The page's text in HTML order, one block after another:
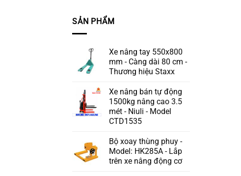
SẢN PHẨM
Xe nâng tay 550x800
mm - Càng dài 80 cm -
Thương hiệu Staxx
Xe nâng bán tự động
1500kg nâng cao 3.5
mét - Niuli - Model
CTD1535
Bộ xoay thùng phuy -
Model: HK285A - Lắp
trên xe nâng động cơ